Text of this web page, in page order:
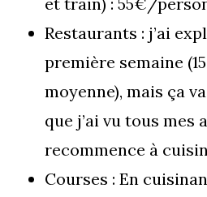
Restaurants : j’ai
première semaine
moyenne), mais ça
que j’ai vu tous mes
recommence à
Courses : En